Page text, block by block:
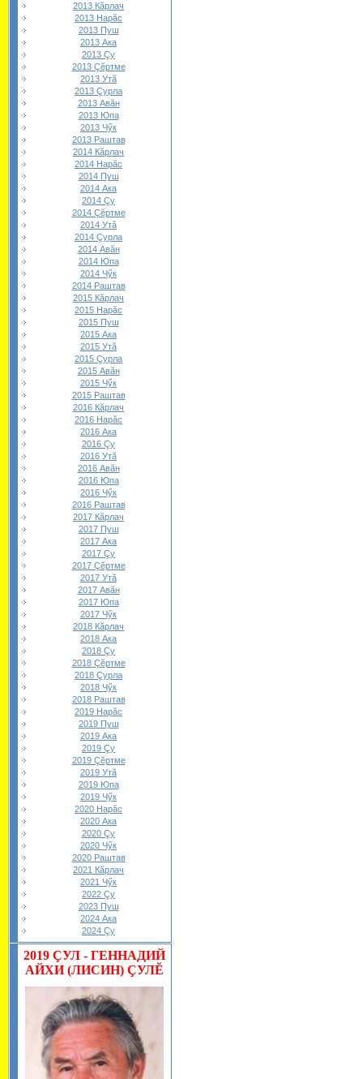
2013 Кăрлач
2013 Нарăс
2013 Пуш
2013 Ака
2013 Çу
2013 Çĕртме
2013 Утă
2013 Çурла
2013 Авăн
2013 Юпа
2013 Чӳк
2013 Раштав
2014 Кăрлач
2014 Нарăс
2014 Пуш
2014 Ака
2014 Çу
2014 Çĕртме
2014 Утă
2014 Çурла
2014 Авăн
2014 Юпа
2014 Чӳк
2014 Раштав
2015 Кăрлач
2015 Нарăс
2015 Пуш
2015 Ака
2015 Утă
2015 Çурла
2015 Авăн
2015 Чӳк
2015 Раштав
2016 Кăрлач
2016 Нарăс
2016 Ака
2016 Çу
2016 Утă
2016 Авăн
2016 Юпа
2016 Чӳк
2016 Раштав
2017 Кăрлач
2017 Пуш
2017 Ака
2017 Çу
2017 Çĕртме
2017 Утă
2017 Авăн
2017 Юпа
2017 Чӳк
2018 Кăрлач
2018 Ака
2018 Çу
2018 Çĕртме
2018 Çурла
2018 Чӳк
2018 Раштав
2019 Нарăс
2019 Пуш
2019 Ака
2019 Çу
2019 Çĕртме
2019 Утă
2019 Юпа
2019 Чӳк
2020 Нарăс
2020 Ака
2020 Çу
2020 Чӳк
2020 Раштав
2021 Кăрлач
2021 Чӳк
2022 Çу
2023 Пуш
2024 Ака
2024 Çу
2019 ÇУЛ - ГЕННАДИЙ
АЙХИ (ЛИСИН) ÇУЛĔ